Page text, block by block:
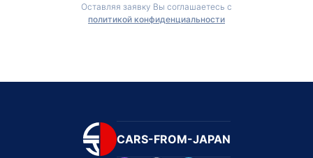
Оставляя заявку Вы соглашаетесь с
политикой конфиденциальности
CARS-FROM-JAPAN